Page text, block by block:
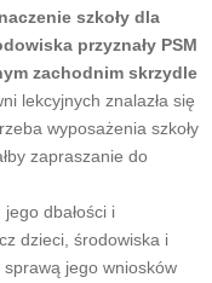
szkoły dla
przyznały PSM
zachodnim skrzydle
lekcyjnych znalazła się
wyposażenia szkoły
zapraszanie do
dbałości i
dzieci, środowiska i
jego wniosków